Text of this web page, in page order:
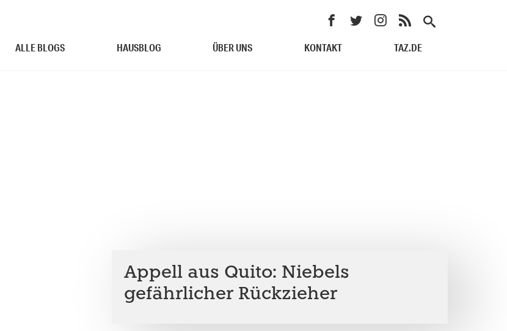
ALLE BLOGS HAUSBLOG ÜBER UNS KONTAKT TAZ.DE
Appell aus Quito: Niebels
gefährlicher Rückzieher